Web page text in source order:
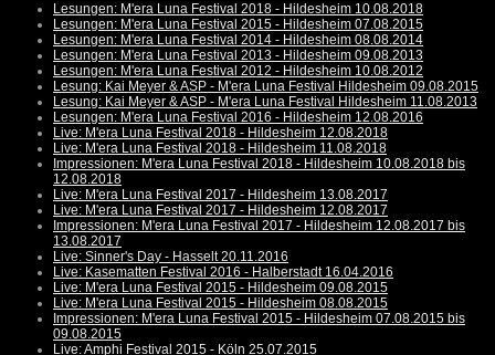
Lesungen: M'era Luna Festival 2018 - Hildesheim 10.08.2018
Lesungen: M'era Luna Festival 2015 - Hildesheim 07.08.2015
Lesungen: M'era Luna Festival 2014 - Hildesheim 08.08.2014
Lesungen: M'era Luna Festival 2013 - Hildesheim 09.08.2013
Lesungen: M'era Luna Festival 2012 - Hildesheim 10.08.2012
Lesung: Kai Meyer & ASP - M'era Luna Festival Hildesheim 09.08.2015
Lesung: Kai Meyer & ASP - M'era Luna Festival Hildesheim 11.08.2013
Lesungen: M'era Luna Festival 2016 - Hildesheim 12.08.2016
Live: M'era Luna Festival 2018 - Hildesheim 12.08.2018
Live: M'era Luna Festival 2018 - Hildesheim 11.08.2018
Impressionen: M'era Luna Festival 2018 - Hildesheim 10.08.2018 bis
12.08.2018
Live: M'era Luna Festival 2017 - Hildesheim 13.08.2017
Live: M'era Luna Festival 2017 - Hildesheim 12.08.2017
Impressionen: M'era Luna Festival 2017 - Hildesheim 12.08.2017 bis
13.08.2017
Live: Sinner's Day - Hasselt 20.11.2016
Live: Kasematten Festival 2016 - Halberstadt 16.04.2016
Live: M'era Luna Festival 2015 - Hildesheim 09.08.2015
Live: M'era Luna Festival 2015 - Hildesheim 08.08.2015
Impressionen: M'era Luna Festival 2015 - Hildesheim 07.08.2015 bis
09.08.2015
Live: Amphi Festival 2015 - Köln 25.07.2015